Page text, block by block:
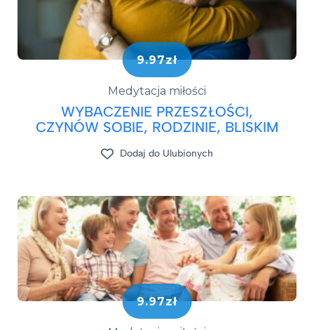
9.97zł
Medytacja miłości
WYBACZENIE PRZESZŁOŚCI,
CZYNÓW SOBIE, RODZINIE, BLISKIM
Dodaj do Ulubionych
9.97zł